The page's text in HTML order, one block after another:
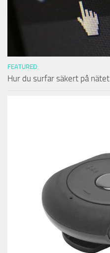
FEATURED
Hur du surfar säkert på nätet